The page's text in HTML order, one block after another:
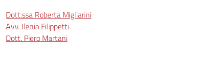
Dott.ssa Roberta Migliarini
Avv. Ilenia Filippetti
Dott. Piero Martani